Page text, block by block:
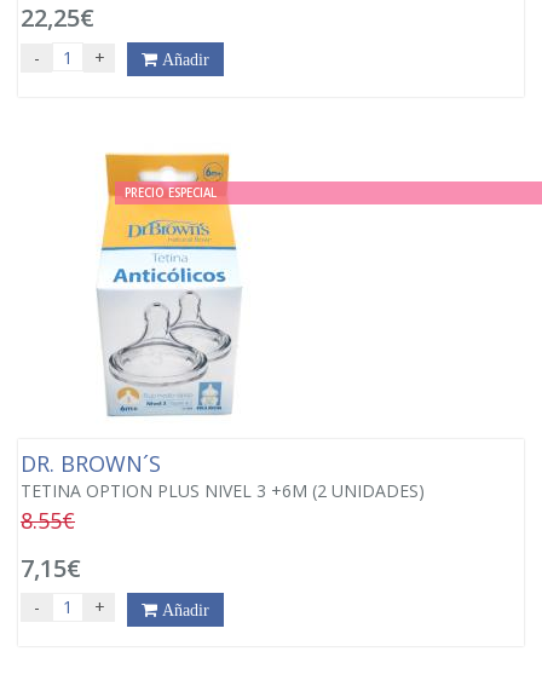
22,25€
- + Añadir
PRECIO ESPECIAL
DR. BROWN´S
TETINA OPTION PLUS NIVEL 3 +6M (2 UNIDADES)
8.55€
7,15€
- + Añadir